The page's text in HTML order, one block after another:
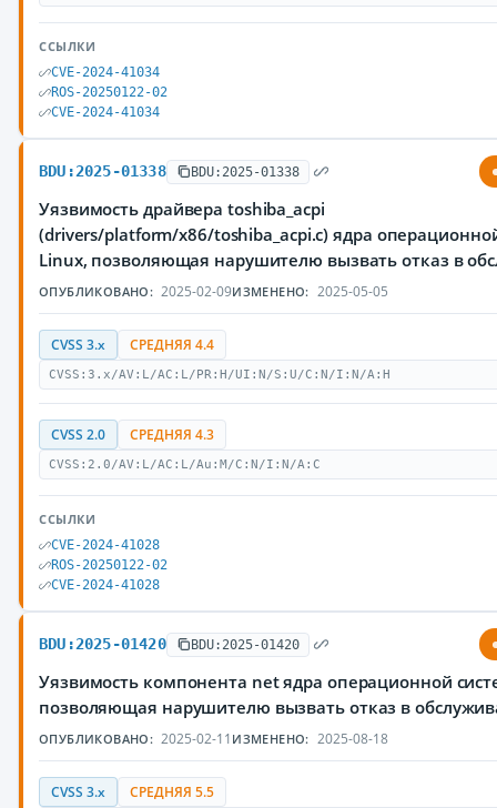
ССЫЛКИ
CVE-2024-41034
ROS-20250122-02
CVE-2024-41034
BDU:2025-01338 BDU:2025-01338
Уязвимость драйвера toshiba_acpi
(drivers/platform/x86/toshiba_acpi.c) ядра
Linux, позволяющая нарушителю вызвать отказ в
ОПУБЛИКОВАНО: 2025-02-09ИЗМЕНЕНО: 2025-05-05
CVSS 3.x СРЕДНЯЯ 4.4
CVSS:3.x/AV:L/AC:L/PR:H/UI:N/S:U/C:N/I:N/A:H
CVSS 2.0 СРЕДНЯЯ 4.3
CVSS:2.0/AV:L/AC:L/Au:M/C:N/I:N/A:C
ССЫЛКИ
CVE-2024-41028
ROS-20250122-02
CVE-2024-41028
BDU:2025-01420 BDU:2025-01420
Уязвимость компонента net ядра операционной
позволяющая нарушителю вызвать отказ в
ОПУБЛИКОВАНО: 2025-02-11 ИЗМЕНЕНО: 2025-08-18
CVSS 3.x СРЕДНЯЯ 5.5